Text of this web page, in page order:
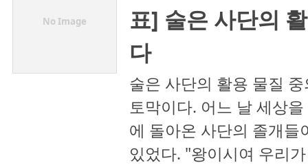
No Image
표] 술은 사단의
다
술은 사단의 활용 물질
토막이다. 어느 날 세상
에 돌아온 사단의 졸개들
있었다. "왕이시여 우리